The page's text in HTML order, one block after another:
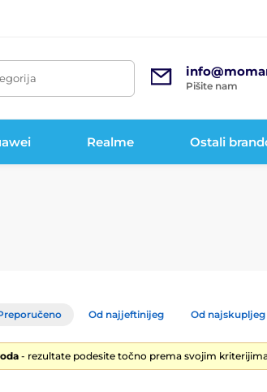
Pišite nam
Realme Ostali
Od najjeftinijeg Od najskupljeg
- rezultate podesite točno prema svojim